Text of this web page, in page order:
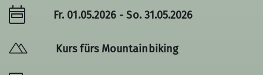
Fr. 01.05.2026 - So. 31.05.2026
Kurs fürs Mountainbiking